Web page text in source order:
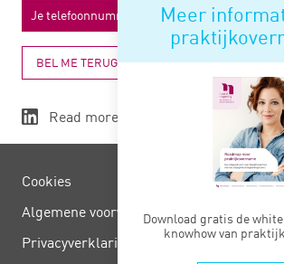
Meer
Download gratis de
knowhow van
BEL ME TERUG
Read more
Cookies
Algemene voorwaarden
Privacy­verklaring